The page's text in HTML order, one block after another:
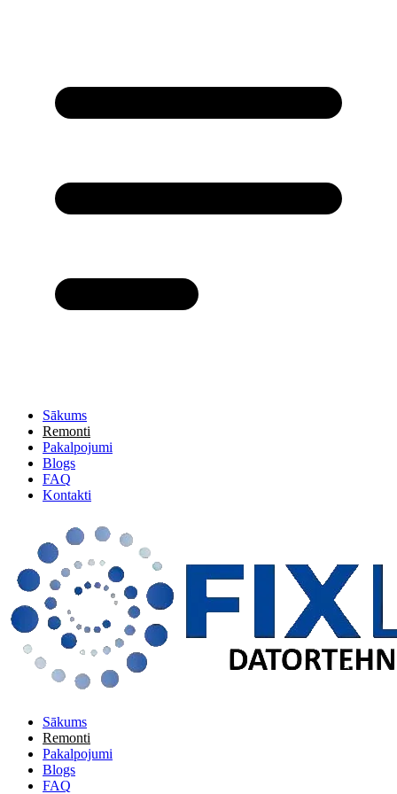
Sākums
Remonti
Pakalpojumi
Blogs
FAQ
Kontakti
Sākums
Remonti
Pakalpojumi
Blogs
FAQ